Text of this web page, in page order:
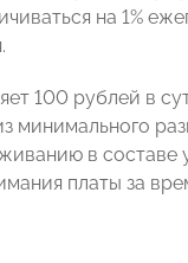
на 1%
100 рублей в
минимального
в составе
платы за